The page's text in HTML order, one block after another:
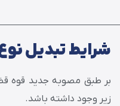
شرایط تبدیل
بر طبق مصوبه جدید قوه
زیر وجود داشته باشد.